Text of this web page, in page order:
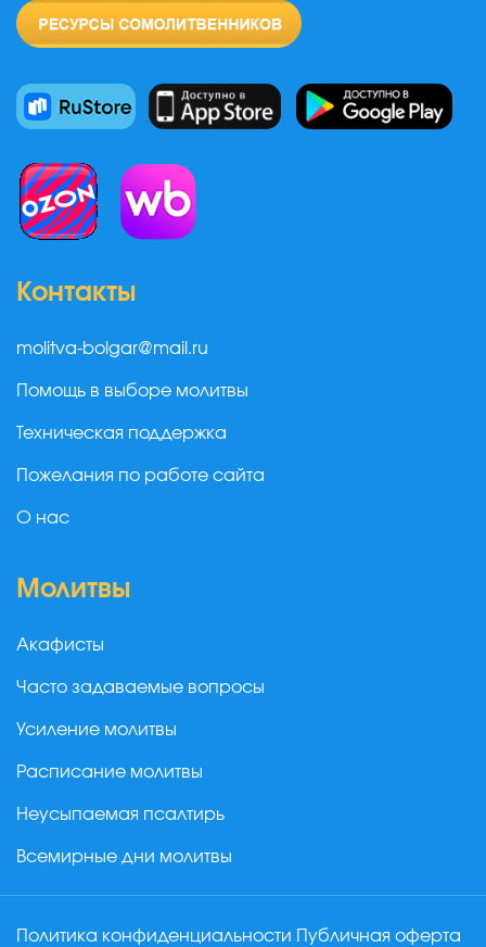
Контакты
molitva-bolgar@mail.ru
Помощь в выборе молитвы
Техническая поддержка
Пожелания по работе сайта
О нас
Молитвы
Акафисты
Часто задаваемые вопросы
Усиление молитвы
Расписание молитвы
Неусыпаемая псалтирь
Всемирные дни молитвы
Политика конфиденциальности Публичная оферта